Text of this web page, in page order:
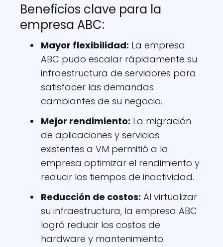
Beneficios clave para la
empresa ABC:
Mayor flexibilidad: La empresa
ABC pudo escalar rápidamente su
infraestructura de servidores para
satisfacer las demandas
cambiantes de su negocio.
Mejor rendimiento: La migración
de aplicaciones y servicios
existentes a VM permitió a la
empresa optimizar el rendimiento y
reducir los tiempos de inactividad.
Reducción de costos: Al virtualizar
su infraestructura, la empresa ABC
logró reducir los costos de
hardware y mantenimiento.